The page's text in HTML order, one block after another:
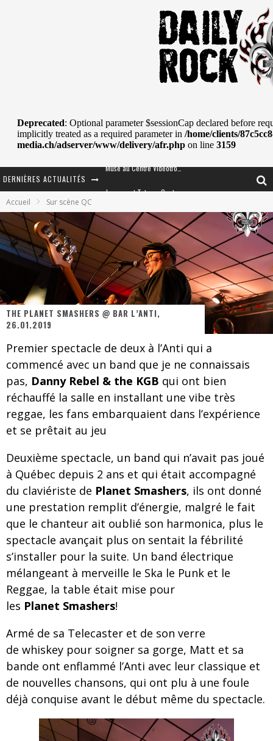
DERNIÈRES ACTUALITÉS
La Tragédie sort de la nouvelle musique
Jeff Martin au Corona de Montréal
La compil’ Zoo de Slam Disques est de retour
Death Note Silence - Collide and Collapse
Accueil Sur scène QC
THE PLANET SMASHERS @ BAR L’ANTI,
26.01.2019
Premier spectacle de deux à l’Anti qui a
commencé avec un band que je ne connaissais
pas, Danny Rebel & the KGB qui ont bien
réchauffé la salle en installant une vibe très
reggae, les fans embarquaient dans l’expérience
et se prêtait au jeu
Deuxième spectacle, un band qui n’avait pas joué
à Québec depuis 2 ans et qui était accompagné
du claviériste de Planet Smashers, ils ont donné
une prestation remplit d’énergie, malgré le fait
que le chanteur ait oublié son harmonica, plus le
spectacle avançait plus on sentait la fébrilité
s’installer pour la suite. Un band électrique
mélangeant à merveille le Ska le Punk et le
Reggae, la table était mise pour
les Planet Smashers!
Armé de sa Telecaster et de son verre
de whiskey pour soigner sa gorge, Matt et sa
bande ont enflammé l’Anti avec leur classique et
de nouvelles chansons, qui ont plu à une foule
déjà conquise avant le début même du spectacle.